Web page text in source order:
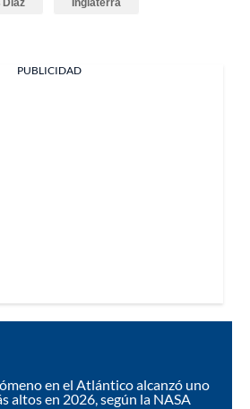
PUBLICIDAD
en el Atlántico alcanzó uno
altos en 2026, según la NASA